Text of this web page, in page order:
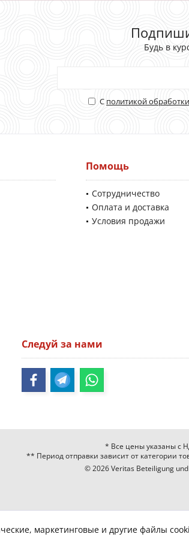
Будь в
С политикой
Помощь
Сотрудничество
Оплата и доставка
Условия продажи
Следуй за нами
* Все цены указаны с
** Период отправки зависит от категории
© 2026 Veritas Beteiligung
маркетинговые и другие файлы